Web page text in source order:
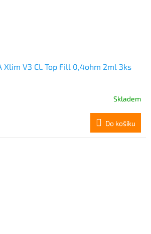
Xlim V3 CL Top Fill 0,4ohm 2ml 3ks
Skladem
Do košíku